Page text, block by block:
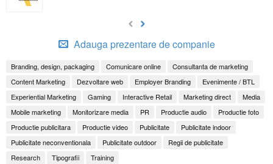
Adauga prezentare de companie
Branding, design, packaging Comunicare online
Consultanta de marketing
Content Marketing
Dezvoltare web Employer Branding
Evenimente / BTL
Experiential Marketing
Gaming Interactive Retail Marketing direct
Media
Mobile marketing
Monitorizare media PR Productie audio
Productie foto
Productie publicitara
Productie video Publicitate
Publicitate indoor
Publicitate neconventionala
Publicitate outdoor
Regii de publicitate
Research
Tipografii Training